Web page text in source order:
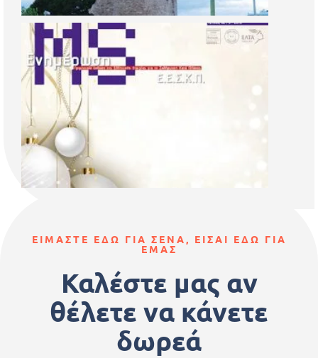
ΕΙΜΑΣΤΕ ΕΔΩ ΓΙΑ ΣΕΝΑ, ΕΙΣΑΙ ΕΔΩ ΓΙΑ
ΕΜΑΣ
Καλέστε μας αν
θέλετε να κάνετε
δωρεά